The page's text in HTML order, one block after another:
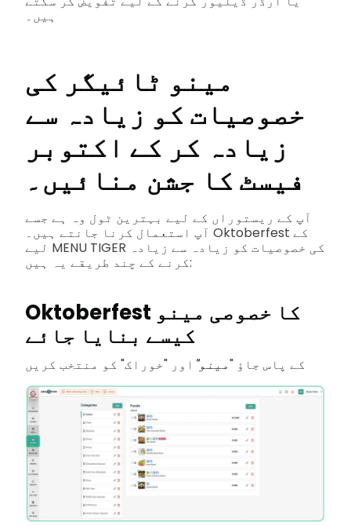
ہیں۔
مینو ٹائیگر کی
خصوصیات کو زیادہ سے
زیادہ کر کے اکتوبر
فیسٹ کا جشن منائیں۔
آپ کے ریستوراں کے لیے بہترین ٹول وہ ہے جسے
آپ استعمال کرنا جانتے ہیں۔ Oktoberfest کے
لیے MENU TIGER کی خصوصیات کو زیادہ سے زیادہ
کرنے کے چند طریقے یہ ہیں:
Oktoberfest کا خصوصی مینو
کے پاس جاؤ "مینو" اور "خوراک" کو منتخب کریں